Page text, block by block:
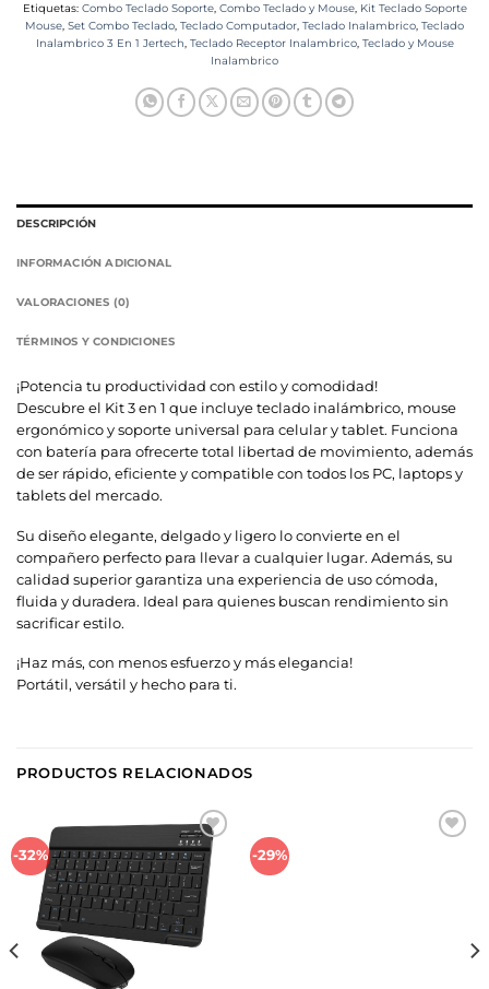
Etiquetas: Combo Teclado Soporte, Combo Teclado y Mouse, Kit Teclado Soporte
Mouse, Set Combo Teclado, Teclado Computador, Teclado Inalambrico, Teclado
Inalambrico 3 En 1 Jertech, Teclado Receptor Inalambrico, Teclado y Mouse
Inalambrico
DESCRIPCIÓN
INFORMACIÓN ADICIONAL
VALORACIONES (0)
TÉRMINOS Y CONDICIONES
¡Potencia tu productividad con estilo y comodidad!
Descubre el Kit 3 en 1 que incluye teclado inalámbrico, mouse
ergonómico y soporte universal para celular y tablet. Funciona
con batería para ofrecerte total libertad de movimiento, además
de ser rápido, eficiente y compatible con todos los PC, laptops y
tablets del mercado.
Su diseño elegante, delgado y ligero lo convierte en el
compañero perfecto para llevar a cualquier lugar. Además, su
calidad superior garantiza una experiencia de uso cómoda,
fluida y duradera. Ideal para quienes buscan rendimiento sin
sacrificar estilo.
¡Haz más, con menos esfuerzo y más elegancia!
Portátil, versátil y hecho para ti.
PRODUCTOS RELACIONADOS
-32%
Añadir
a la
lista de
deseos
-29%